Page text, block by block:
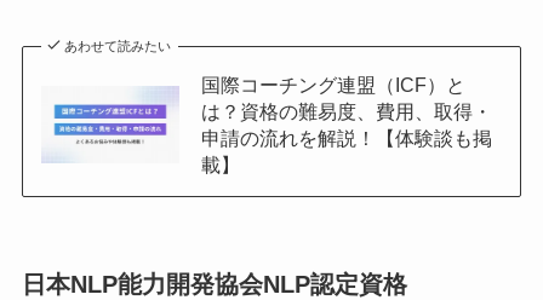
あわせて読みたい
国際コーチング連盟（ICF）と
は？資格の難易度、費用、取得・
申請の流れを解説！【体験談も掲
載】
日本NLP能力開発協会NLP認定資格